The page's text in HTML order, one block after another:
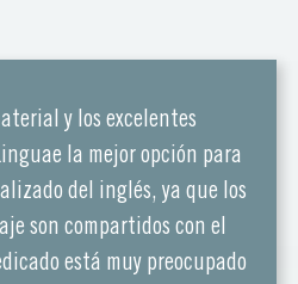
y los excelentes
la mejor opción para
del inglés, ya que los
son compartidos con el
está muy preocupado